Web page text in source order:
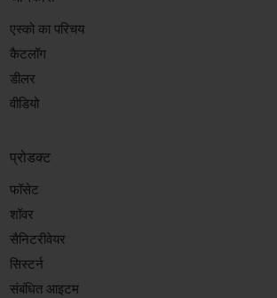
एस्को का परिचय
कैटलॉग
डीलर
वीडियो
प्रोडक्ट
फॉसेट
शॉवर
सैनिटरीवेयर
सिस्टर्न
संबंधित आइटम